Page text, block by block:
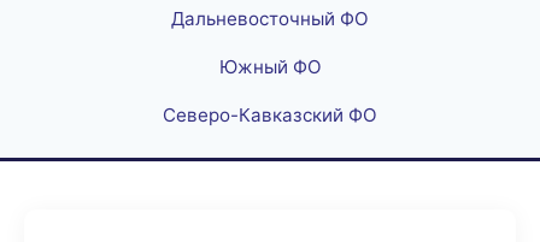
Дальневосточный ФО
Южный ФО
Северо-Кавказский ФО